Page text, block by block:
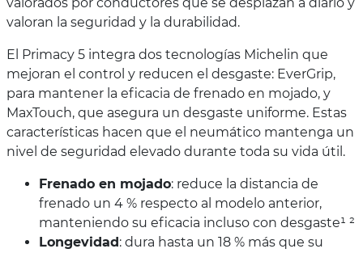
valorados por conductores que se desplazan a diario y
valoran la seguridad y la durabilidad.
El Primacy 5 integra dos tecnologías Michelin que
mejoran el control y reducen el desgaste: EverGrip,
para mantener la eficacia de frenado en mojado, y
MaxTouch, que asegura un desgaste uniforme. Estas
características hacen que el neumático mantenga un
nivel de seguridad elevado durante toda su vida útil.
Frenado en mojado: reduce la distancia de
frenado un 4 % respecto al modelo anterior,
manteniendo su eficacia incluso con desgaste¹ ²
Longevidad : dura hasta un 18 % más que su